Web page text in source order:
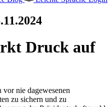
Druck auf
vor nie dagewesenen
zu sichern und zu